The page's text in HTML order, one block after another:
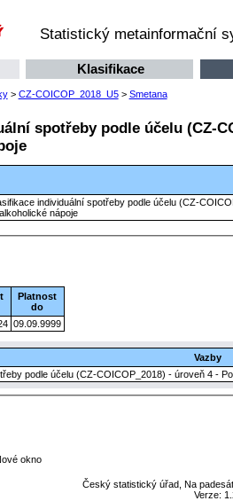
Statistický metainformační
Klasifikace
> CZ-COICOP_2018_U5> Smetana
spotřeby podle účelu (CZ-
individuální spotřeby podle účelu (CZ-
nápoje
Platnost
do
09.09.9999
Vazby
podle účelu (CZ-COICOP_2018) - úroveň 4 -
Český statistický úřad, Na
Verze: